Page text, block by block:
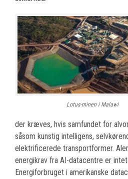
Lotus-minen i Malawi
der kræves, hvis samfundet for
såsom kunstig intelligens,
elektrificerede transportformer.
energikrav fra AI-datacentre er
Energiforbruget i amerikanske